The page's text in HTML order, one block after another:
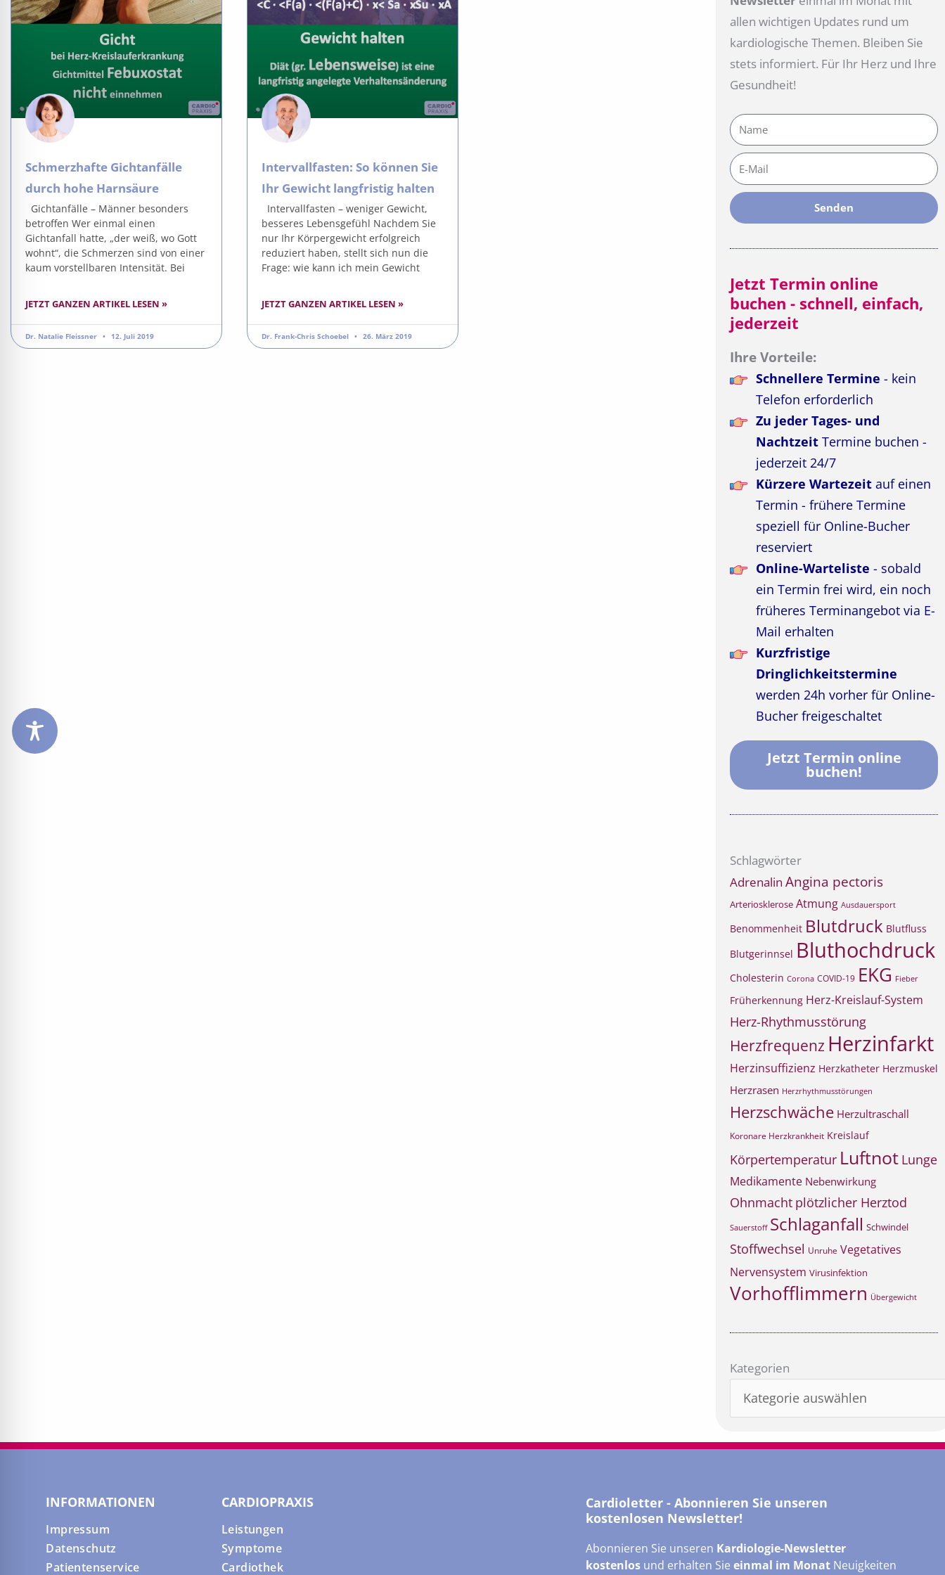
Schmerzhafte Gichtanfälle
durch hohe Harnsäure
Gichtanfälle – Männer besonders
betroffen Wer einmal einen
Gichtanfall hatte, „der weiß, wo Gott
wohnt“, die Schmerzen sind von einer
kaum vorstellbaren Intensität. Bei
JETZT GANZEN ARTIKEL LESEN »
Dr. Natalie Fleissner 12. Juli 2019
Intervallfasten: So können Sie
Ihr Gewicht langfristig halten
Intervallfasten – weniger Gewicht,
besseres Lebensgefühl Nachdem Sie
nur Ihr Körpergewicht erfolgreich
reduziert haben, stellt sich nun die
Frage: wie kann ich mein Gewicht
JETZT GANZEN ARTIKEL LESEN »
Dr. Frank-Chris Schoebel 26. März 2019
allen wichtigen Updates rund um
kardiologische Themen. Bleiben Sie
stets informiert. Für Ihr Herz und Ihre
Gesundheit!
Name
E-
Mail
Senden
Jetzt Termin online
buchen - schnell, einfach,
jederzeit
Ihre Vorteile:
Schnellere Termine - kein
Telefon erforderlich
Zu jeder Tages- und
NachtzeitTermine buchen -
jederzeit 24/7
Kürzere Wartezeitauf einen
Termin - frühere Termine
speziell für Online-Bucher
reserviert
Online-Warteliste - sobald
ein Termin frei wird, ein noch
früheres Terminangebot via E-
Mail erhalten
Kurzfristige
Dringlichkeitstermine
werden 24h vorher für Online-
Bucher freigeschaltet
Jetzt Termin online
buchen!
Schlagwörter
Adrenalin Angina pectoris
Arteriosklerose Atmung Ausdauersport
Benommenheit Blutdruck Blutfluss
Blutgerinnsel Bluthochdruck
Cholesterin Corona COVID-19 EKG Fieber
Früherkennung Herz-Kreislauf-System
Herz-Rhythmusstörung
Herzfrequenz Herzinfarkt
Herzinsuffizienz Herzkatheter Herzmuskel
Herzrasen Herzrhythmusstörungen
Herzschwäche Herzultraschall
Koronare Herzkrankheit Kreislauf
Körpertemperatur Luftnot Lunge
Medikamente Nebenwirkung
Ohnmacht plötzlicher Herztod
Sauerstoff Schlaganfall Schwindel
Stoffwechsel Unruhe Vegetatives
Nervensystem Virusinfektion
Vorhofflimmern Übergewicht
Kategorien
Kategorien
INFORMATIONEN
Impressum
Datenschutz
Patientenservice
CARDIOPRAXIS
Leistungen
Symptome
Cardiothek
Cardioletter - Abonnieren Sie unseren
kostenlosen Newsletter!
Abonnieren Sie unseren Kardiologie-Newsletter
kostenlos und erhalten Sieeinmal im Monat Neuigkeiten